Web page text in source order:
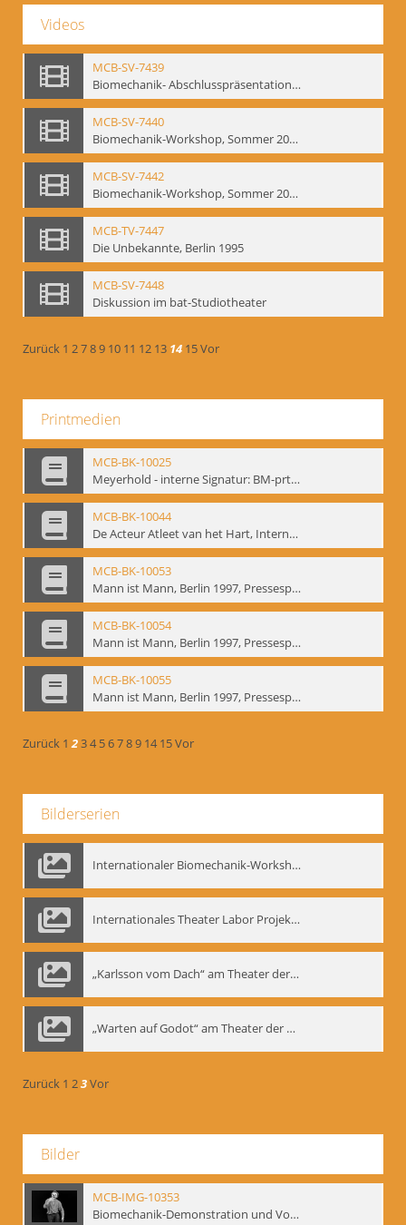
Videos
MCB-SV-7439
Biomechanik- Abschlusspräsentation des Workshops Sommer 2001
MCB-SV-7440
Biomechanik-Workshop, Sommer 2002
MCB-SV-7442
Biomechanik-Workshop, Sommer 2003
MCB-TV-7447
Die Unbekannte, Berlin 1995
MCB-SV-7448
Diskussion im bat-Studiotheater
Zurück 1 2789 10 11 12 13 14 15Vor
Printmedien
MCB-BK-10025
Meyerhold - interne Signatur: BM-prt-233
MCB-BK-10044
De Acteur Atleet van het Hart, Internationale Konferenz, Gent, 17.11.2004 - interne Signatur: BM-prt-253
MCB-BK-10053
Mann ist Mann, Berlin 1997, Pressespiegel - interne Signatur: BM-prt-262-1
MCB-BK-10054
Mann ist Mann, Berlin 1997, Pressespiegel - interne Signatur: BM-prt-262-2
MCB-BK-10055
Mann ist Mann, Berlin 1997, Pressespiegel - interne Signatur: BM-prt-262-3
Zurück 1 234 56789 14 15Vor
Bilderserien
Internationaler Biomechanik-Workshop, Moskau 1993
Internationales Theater Labor Projekt: Play Don Juan
„Karlsson vom Dach“ am Theater der Satire, Moskau 1985
„Warten auf Godot“ am Theater der Saire, Moskau 1980er
Zurück 1 23Vor
Bilder
MCB-IMG-10353
Biomechanik-Demonstration und Vortrag, Berliner Ensemble, 04.10.1991